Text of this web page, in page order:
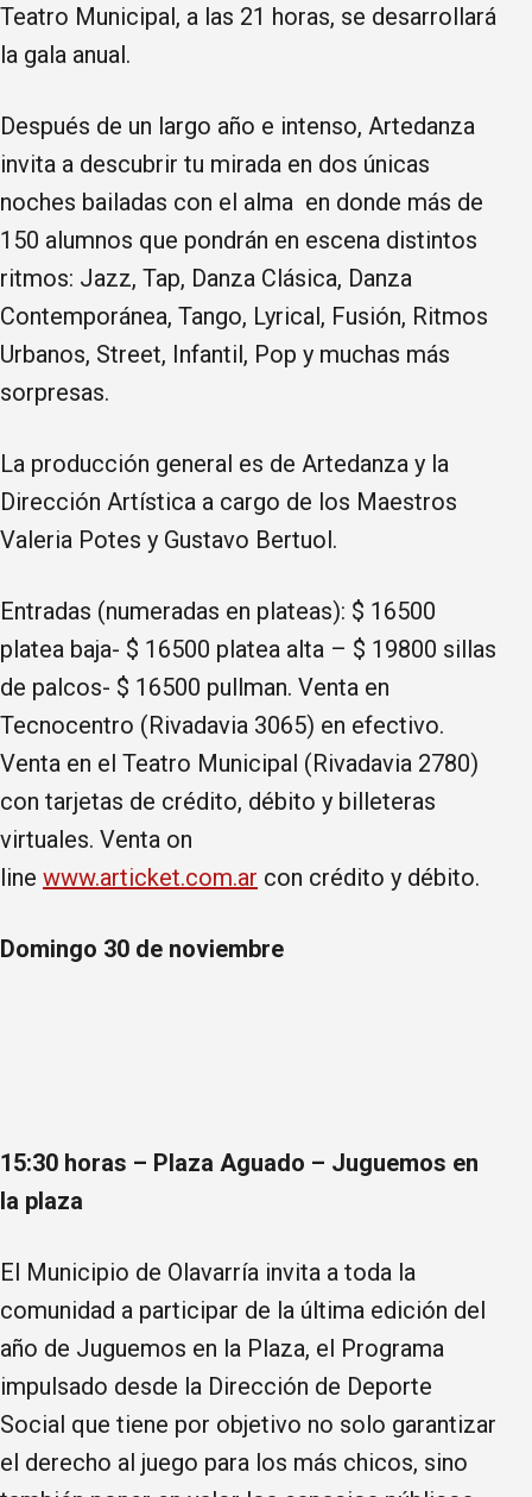
Teatro Municipal, a las 21 horas, se desarrollará
la gala anual.
Después de un largo año e intenso, Artedanza
invita a descubrir tu mirada en dos únicas
noches bailadas con el alma en donde más de
150 alumnos que pondrán en escena distintos
ritmos: Jazz, Tap, Danza Clásica, Danza
Contemporánea, Tango, Lyrical, Fusión, Ritmos
Urbanos, Street, Infantil, Pop y muchas más
sorpresas.
La producción general es de Artedanza y la
Dirección Artística a cargo de los Maestros
Valeria Potes y Gustavo Bertuol.
Entradas (numeradas en plateas): $ 16500
platea baja- $ 16500 platea alta – $ 19800 sillas
de palcos- $ 16500 pullman. Venta en
Tecnocentro (Rivadavia 3065) en efectivo.
Venta en el Teatro Municipal (Rivadavia 2780)
con tarjetas de crédito, débito y billeteras
virtuales. Venta on
line www.articket.com.ar con crédito y débito.
Domingo 30 de noviembre
15:30 horas – Plaza Aguado – Juguemos en
la plaza
El Municipio de Olavarría invita a toda la
comunidad a participar de la última edición del
año de Juguemos en la Plaza, el Programa
impulsado desde la Dirección de Deporte
Social que tiene por objetivo no solo garantizar
el derecho al juego para los más chicos, sino